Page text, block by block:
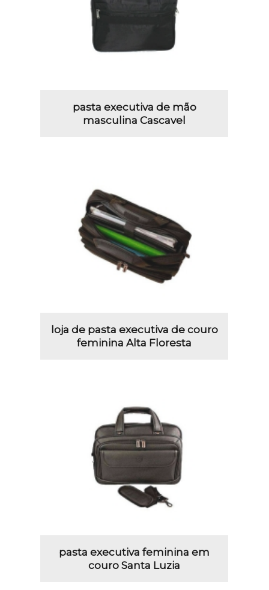
pasta executiva de mão
masculina Cascavel
loja de pasta executiva de couro
feminina Alta Floresta
pasta executiva feminina em
couro Santa Luzia